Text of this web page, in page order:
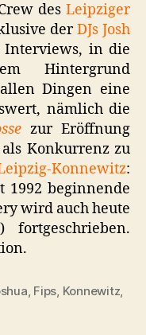
des Leipziger
derDJs Josh
Interviews, in die
Hintergrund
Dingen eine
nämlich die
zur Eröffnung
Konkurrenz zu
Konnewitz:
1992 beginnende
wird auch heute
, Fips, Konnewitz,